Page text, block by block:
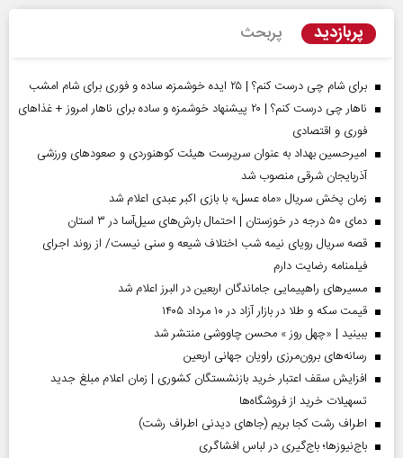
پربازدید پربحث
برای شام چی درست کنم؟ | ۲۵ ایده خوشمزه، ساده و فوری برای شام امشب
ناهار چی درست کنم؟ | ۲۰ پیشنهاد خوشمزه و ساده برای ناهار امروز + غذاهای
فوری و اقتصادی
امیرحسین بهداد به عنوان سرپرست هیئت کوهنوردی و صعودهای ورزشی
آذربایجان شرقی منصوب شد
زمان پخش سریال «ماه عسل» با بازی اکبر عبدی اعلام شد
دمای ۵۰ درجه در خوزستان | احتمال بارش‌های سیل‌آسا در ۳ استان
قصه سریال رویای نیمه شب اختلاف شیعه و سنی نیست/ از روند اجرای
فیلمنامه رضایت دارم
مسیر‌های راهپیمایی جاماندگان اربعین در البرز اعلام شد
قیمت سکه و طلا در بازار آزاد در ۱۰ مرداد ۱۴۰۵
ببینید | «چهل روز » محسن چاووشی منتشر شد
رسانه‌های برون‌مرزی راویان جهانی اربعین
افزایش سقف اعتبار خرید بازنشستگان کشوری | زمان اعلام مبلغ جدید
تسهیلات خرید از فروشگاه‌ها
اطراف رشت کجا بریم (جاهای دیدنی اطراف رشت)
باج‌نیوزها؛ باج‌گیری در لباس افشاگری